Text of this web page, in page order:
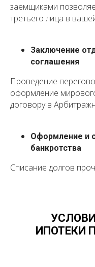
заемщиками
третьего лица в
Заключение
соглашения
Проведение
оформление
договору в
Оформление и
банкротства
Списание долгов
ИПОТЕКИ